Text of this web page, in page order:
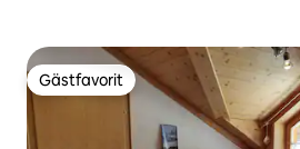
Gästfavorit
Gästfavorit